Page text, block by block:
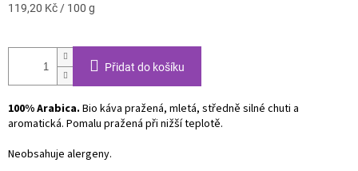
Měrná
119,20 Kč / 100 g
Přidat do košíku
100% Arabica. Bio káva pražená, mletá, středně silné chuti a
aromatická. Pomalu pražená při nižší teplotě.
Neobsahuje alergeny.